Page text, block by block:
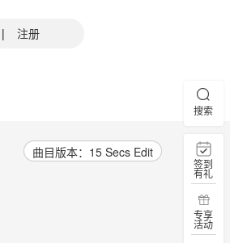
| 注册
曲目版本：15 Secs Edit
搜索
签到
有礼
专享
活动